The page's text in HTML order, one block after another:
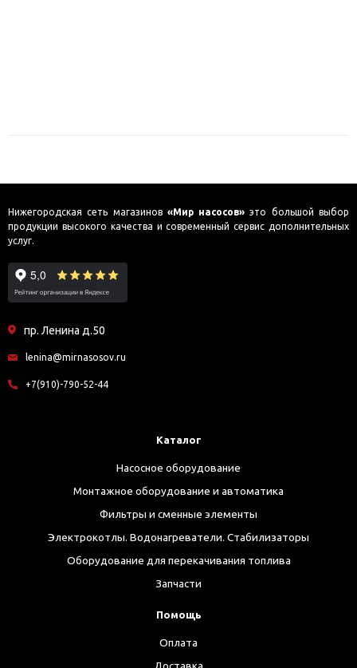
Нижегородская сеть магазинов «Мир насосов» это большой выбор
продукции высокого качества и современный сервис дополнительных
услуг.
пр. Ленина д.50
lenina@mirnasosov.ru
+7(910)-790-52-44
Каталог
Насосное оборудование
Монтажное оборудование и автоматика
Фильтры и сменные элементы
Электрокотлы. Водонагреватели. Стабилизаторы
Оборудование для перекачивания топлива
Запчасти
Помощь
Оплата